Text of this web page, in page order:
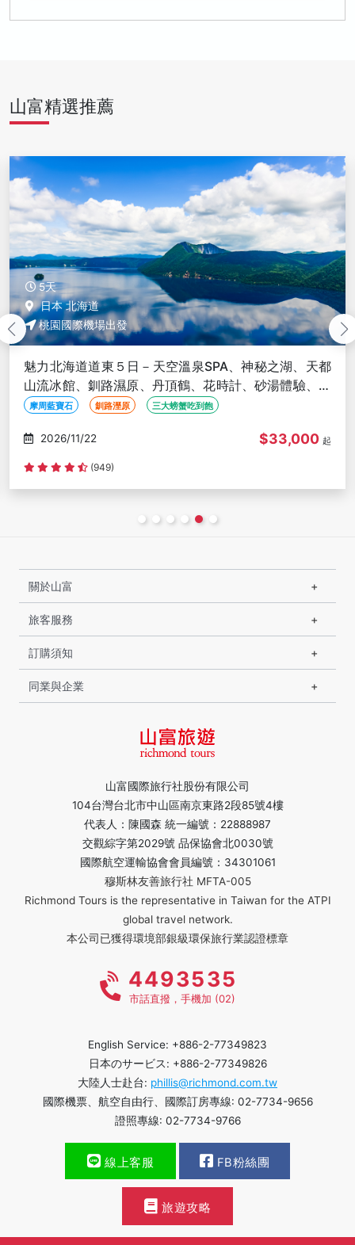
山富精選推薦
6天
日本 北海道
桃園國際機場出發
魅力北海道道東６日－人氣NO1旭山動物園、天空溫泉
SPA、釧路濕原、丹頂鶴、霧之摩周湖、屈斜路湖、砂
湯體驗
人氣NO1旭山動物園 天空溫泉SPA 釧路濕原
2026/11/19 $34,000 起
(50)
山富國際旅行社股份有限公司
104台灣台北市中山區南京東路2段85號4樓
代表人：陳國森 統一編號：22888987
交觀綜字第2029號 品保協會北0030號
國際航空運輸協會會員編號：34301061
穆斯林友善旅行社 MFTA-005
Richmond Tours is the representative in Taiwan for the ATPI
global travel network.
本公司已獲得環境部銀級環保旅行業認證標章
關於山富
旅客服務
訂購須知
同業與企業
4493535
市話直撥，手機加 (02)
English Service: +886-2-77349823
日本のサービス: +886-2-77349826
大陸人士赴台: phillis@richmond.com.tw
國際機票、航空自由行、國際訂房專線: 02-7734-9656
證照專線: 02-7734-9766
線上客服 FB粉絲團
旅遊攻略